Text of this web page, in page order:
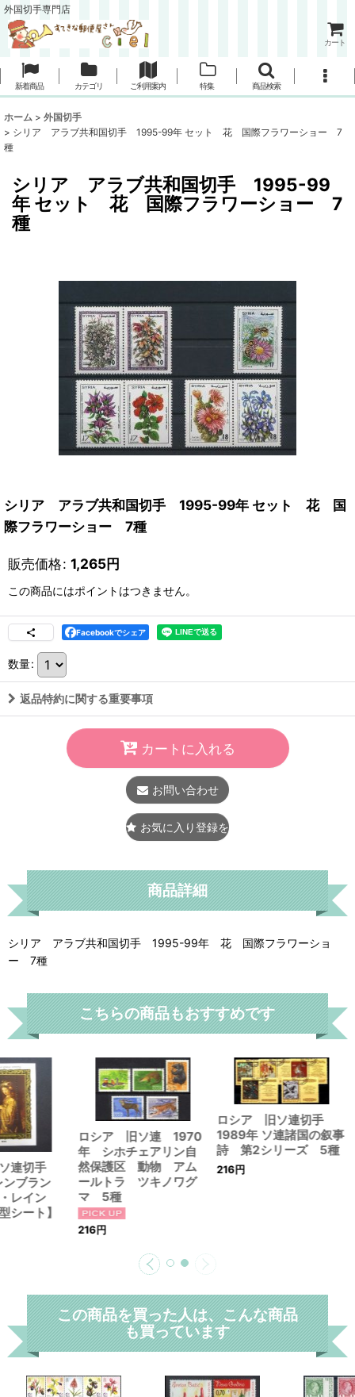
外国切手専門店
カート
新着商品 カテゴリ ご利用案内 特集 商品検索
ホーム > 外国切手
> シリア アラブ共和国切手 1995-99年 セット 花 国際フラワーショー 7
種
シリア アラブ共和国切手 1995-99
年 セット 花 国際フラワーショー 7
種
シリア アラブ共和国切手 1995-99年 セット 花 国
際フラワーショー 7種
販売価格: 1,265円
この商品にはポイントはつきません。
Facebookでシェア
数量:
返品特約に関する重要事項
カートに入れる
お問い合わせ
お気に入り登録をする
商品詳細
シリア アラブ共和国切手 1995-99年 花 国際フラワーショ
ー 7種
こちらの商品もおすすめです
連切手
ブラン
レイン
ート】
ロシア 旧ソ連 1970
年 シホチェアリン自
然保護区 動物 アム
ールトラ ツキノワグ
マ 5種
216円
ロシア 旧ソ連切手
1989年 ソ連諸国の叙事
詩 第2シリーズ 5種
216円
この商品を買った人は、こんな商品
も買っています